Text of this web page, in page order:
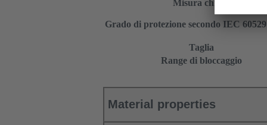
Misura chiave
Grado di protezione secondo IEC 60529
Taglia
Range di bloccaggio
Material properties